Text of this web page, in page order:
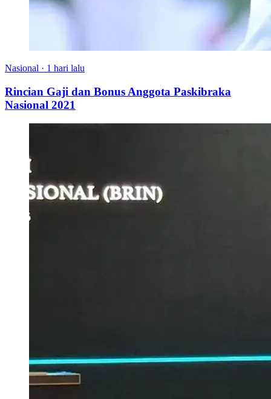
Nasional · 1 hari lalu
Rincian Gaji dan Bonus Anggota Paskibraka
Nasional 2021